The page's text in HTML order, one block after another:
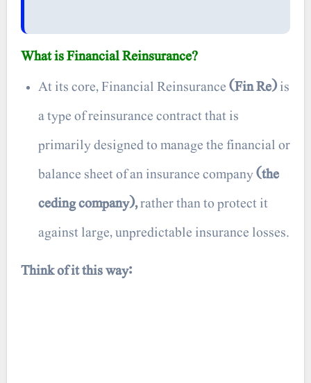
What is Financial Reinsurance?
At its core, Financial Reinsurance(Fin Re)is
a type of reinsurance contract that is
primarily designed to manage the financial or
balance sheet of an insurance company(the
ceding company),rather than to protect it
against large, unpredictable insurance losses.
Think of it this way: